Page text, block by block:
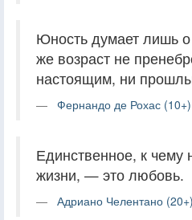
Юность думает лишь
же возраст не
настоящим, ни
Фернандо де Рохас (10+)
Единственное, к чему
жизни, — это любовь.
Адриано Челентано (20+)